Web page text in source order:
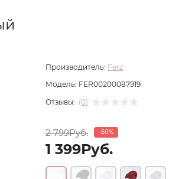
Производитель: Ferz
Модель: FER00200087919
Отзывы: (0)
2 799Руб. -50%
1 399Руб.